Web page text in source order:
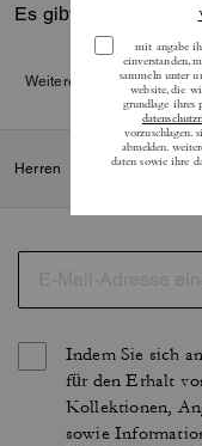
Es gibt noch keine
Weitere Informationen
Herren Schuhe /
Indem Sie sich
für den Erhalt
Kollektionen,
sowie